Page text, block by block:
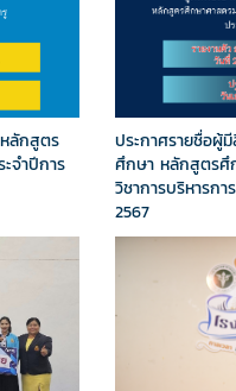
ลักสูตร
จำปีการ
ประกาศรายชื่อผู้
ศึกษา หลักสูตรศึ
วิชาการบริหารก
2567